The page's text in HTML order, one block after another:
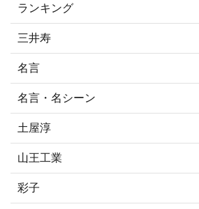
ランキング
三井寿
名言
名言・名シーン
土屋淳
山王工業
彩子